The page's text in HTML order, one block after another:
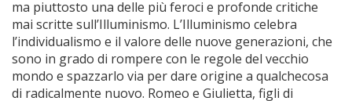
ma piuttosto una delle più feroci e profonde critiche
mai scritte sull’Illuminismo. L’Illuminismo celebra
l’individualismo e il valore delle nuove generazioni, che
sono in grado di rompere con le regole del vecchio
mondo e spazzarlo via per dare origine a qualchecosa
di radicalmente nuovo. Romeo e Giulietta, figli di